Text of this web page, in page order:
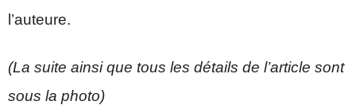
l’auteure.
(La suite ainsi que tous les détails de l’article sont
sous la photo)